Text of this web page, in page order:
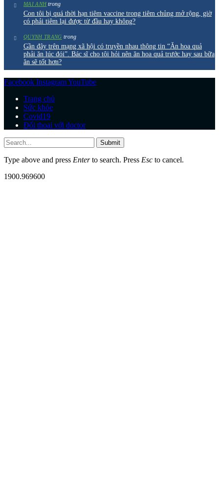
MAI ANH trong
Con tôi bị quá thời hạn tiêm vaccine trong tiêm chủng mở rộng, giờ
có phải tiêm lại được từ đầu hay không?
QUYNH TRANG trong
Gần đây trên mạng xã hội có truyền nhau thông tin “Ăn hoa quả
phải ăn lúc đói”. Bác sĩ cho tôi hỏi nên ăn hoa quả trước hay sau bữa
ăn sẽ tốt hơn?
Facebook InstagramYouTube
Trang chủ
Sức khỏe
Covid19
Đối thoại với doctor
Submit
Type above and press Enterto search. Press Esc to cancel.
1900.969600